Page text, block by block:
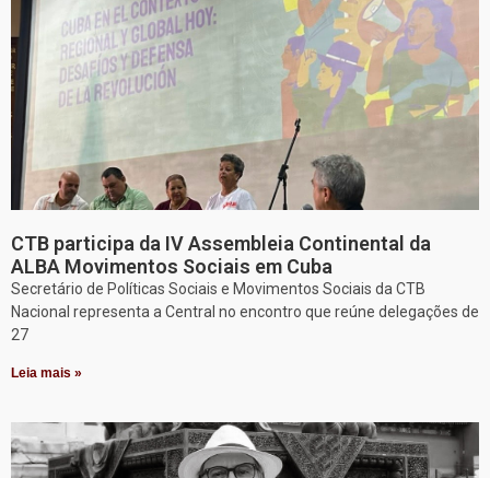
CTB participa da IV Assembleia Continental da
ALBA Movimentos Sociais em Cuba
Secretário de Políticas Sociais e Movimentos Sociais da CTB
Nacional representa a Central no encontro que reúne delegações de
27
Leia mais »